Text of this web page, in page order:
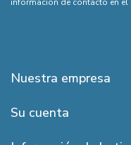
Nuestra empresa
Su cuenta